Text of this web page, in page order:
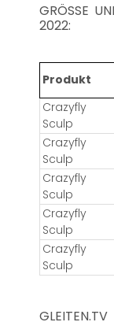
GRÖSSE
022:
Produkt
Crazyfly
Sculp
Crazyfly
Sculp
Crazyfly
Sculp
Crazyfly
Sculp
Crazyfly
Sculp